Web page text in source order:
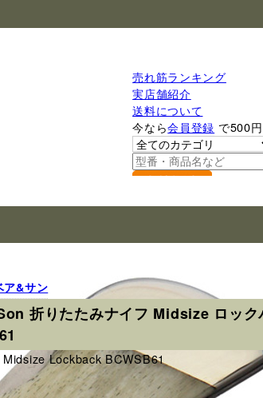
売れ筋ランキング
実店舗紹介
送料について
今なら会員登録 で500
ア&サン
折りたたみナイフ Midsize ロック
Lockback BCWSB61